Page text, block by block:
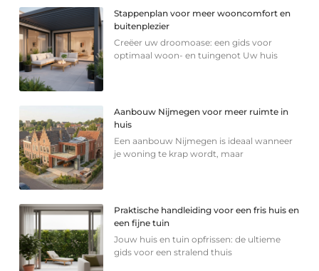
Stappenplan voor meer wooncomfort en
buitenplezier
Creëer uw droomoase: een gids voor
optimaal woon- en tuingenot Uw huis
Aanbouw Nijmegen voor meer ruimte in
huis
Een aanbouw Nijmegen is ideaal wanneer
je woning te krap wordt, maar
Praktische handleiding voor een fris huis en
een fijne tuin
Jouw huis en tuin opfrissen: de ultieme
gids voor een stralend thuis